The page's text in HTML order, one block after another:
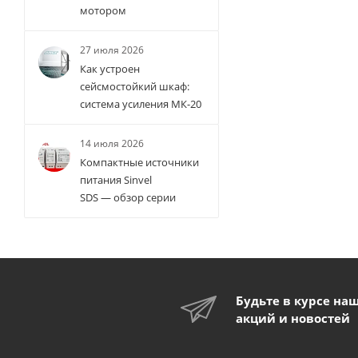
мотором
27 июля 2026
Как устроен
сейсмостойкий шкаф:
система усиления МК-20
14 июля 2026
Компактные источники
питания Sinvel
SDS — обзор серии
Будьте в курсе
акций и новостей